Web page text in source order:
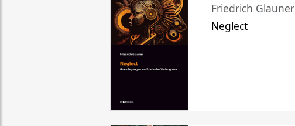
Friedrich Glauner
Neglect